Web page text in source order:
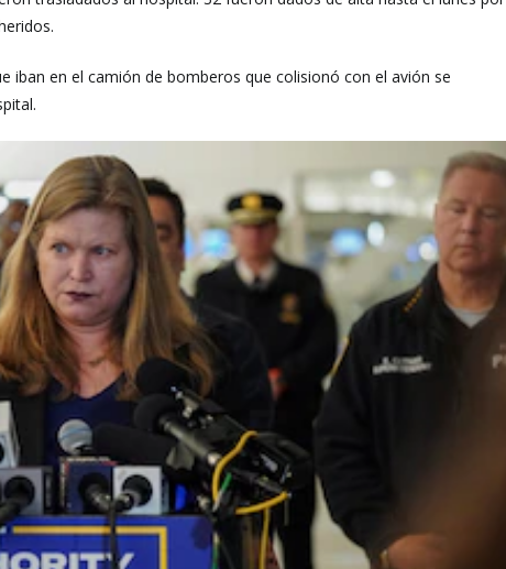
iban en el camión de bomberos que colisionó con el avión se